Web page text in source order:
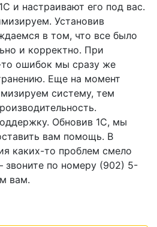
и настраивают его под вас.
Установив
в том, что все было
и корректно. При
ошибок мы сразу же
Еще на момент
систему, тем
Обновив 1С, мы
вам помощь. В
каких-то проблем смело
звоните по номеру (902) 5-
вам.